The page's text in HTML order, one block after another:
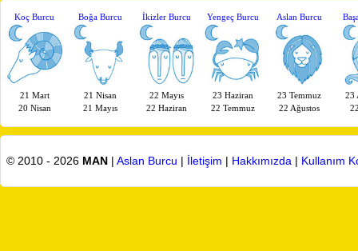
Koç Burcu
21 Mart
20 Nisan
Boğa Burcu
21 Nisan
21 Mayıs
İkizler Burcu
22 Mayıs
22 Haziran
Yengeç Burcu
23 Haziran
22 Temmuz
Aslan Burcu
23 Temmuz
22 Ağustos
23
© 2010 - 2026 MAN | Aslan Burcu | İletişim | Hakkımızda | Kullanım